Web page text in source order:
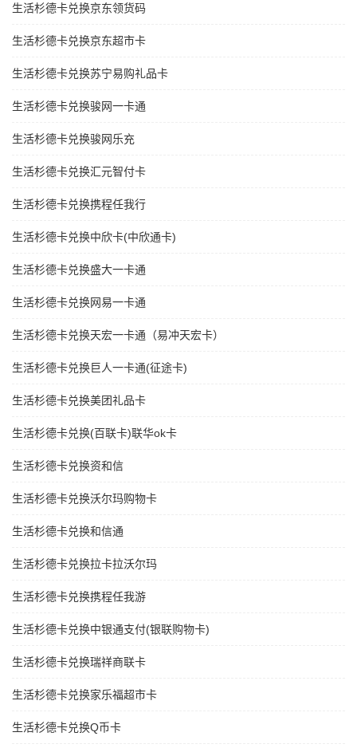
生活杉德卡兑换京东领货码
生活杉德卡兑换京东超市卡
生活杉德卡兑换苏宁易购礼品卡
生活杉德卡兑换骏网一卡通
生活杉德卡兑换骏网乐充
生活杉德卡兑换汇元智付卡
生活杉德卡兑换携程任我行
生活杉德卡兑换中欣卡(中欣通卡)
生活杉德卡兑换盛大一卡通
生活杉德卡兑换网易一卡通
生活杉德卡兑换天宏一卡通（易冲天宏卡）
生活杉德卡兑换巨人一卡通(征途卡)
生活杉德卡兑换美团礼品卡
生活杉德卡兑换(百联卡)联华ok卡
生活杉德卡兑换资和信
生活杉德卡兑换沃尔玛购物卡
生活杉德卡兑换和信通
生活杉德卡兑换拉卡拉沃尔玛
生活杉德卡兑换携程任我游
生活杉德卡兑换中银通支付(银联购物卡)
生活杉德卡兑换瑞祥商联卡
生活杉德卡兑换家乐福超市卡
生活杉德卡兑换Q币卡